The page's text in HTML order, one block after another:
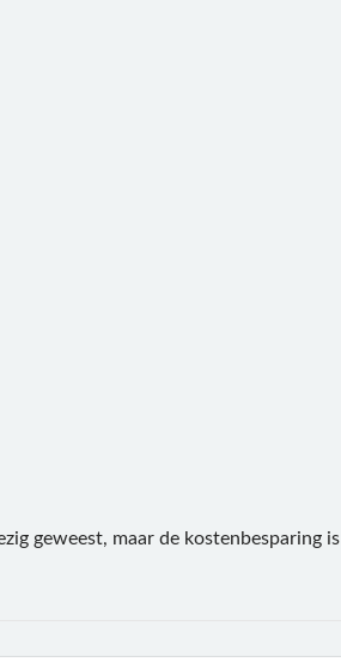
geweest, maar de kostenbesparing is